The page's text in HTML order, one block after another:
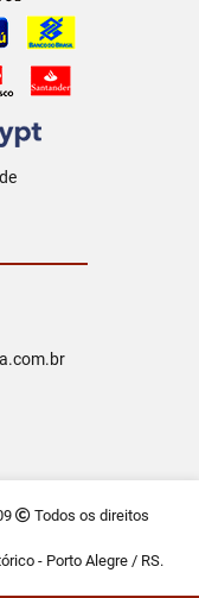
Todos os direitos
- Porto Alegre / RS.